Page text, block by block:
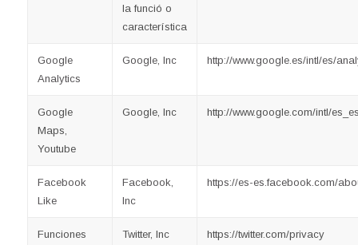
la funció o
característica
Google
Analytics
Google, Inc http://www.google.es/intl/es/
Google
Maps,
Youtube
Google, Inc http://www.google.com/intl/
Facebook
Like
Facebook,
Inc
https://es-es.facebook.com/
Funciones
Twitter, Inc https://twitter.com/privacy